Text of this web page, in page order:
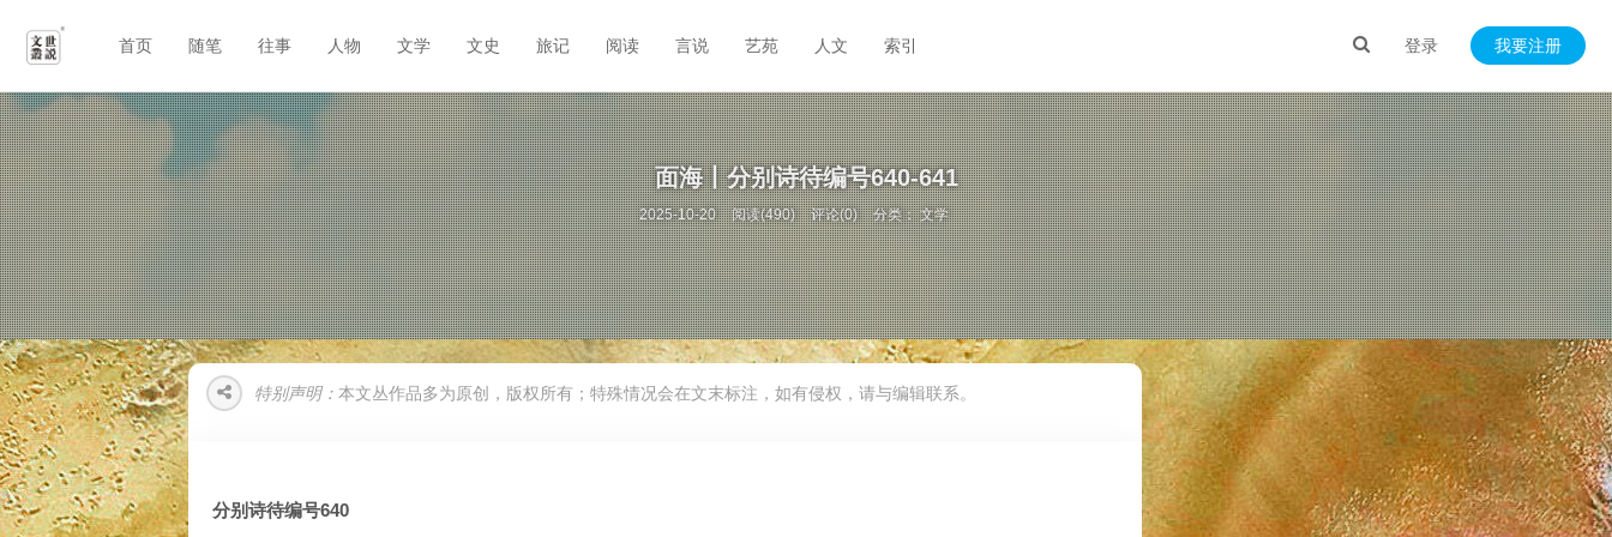
登录 我要注册
首页 随笔 往事 人物 文学 文史 旅记 阅读 言说 艺苑 人文 索引
面海丨分别诗待编号640-641
2025-10-20 阅读(490) 评论(0) 分类：文学
特别声明： 本文丛作品多为原创，版权所有；特殊情况会在文末标注，如有侵权，请与编辑联系。
分别诗待编号640